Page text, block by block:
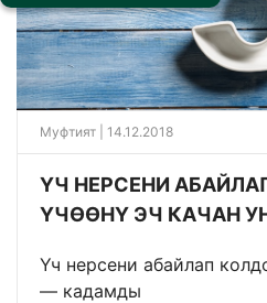
Муфтият | 14.12.2018
ҮЧ НЕРСЕНИ
ҮЧӨӨНҮ ЭЧ КАЧАН
Үч нерсени абайлап
— кадамды